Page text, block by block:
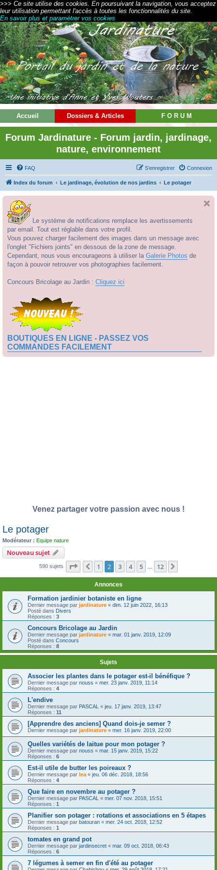
>>> Ce site utilise des cookies. En poursuivant la navigation, vous acceptez
leur utilisation permettant l'accès à toutes les fonctionnalités du site.
En savoir plus et paramétrer vos cookies
Accueil Dossiers & Articles F O R U M
Forum Jardinature - Forum jardin, jardinage,
nature, environnement
FAQ Connexion
S’enregistrer
Index du forum Le jardinage, évolution de nos jardins Le potager
Le système de notifications remplace les avertissements
par email. Tout est réglable dans votre profil.
Vous pouvez charger facilement des images dans un message avec
l'onglet "Fichiers joints" en dessous de la zone de message.
Cependant, nous vous encourageons à utiliser la Galerie Photos de
façon à pouvoir retrouver vos photographies facilement.
Concours Bricolage au Jardin : Cliquez ici
BOUTIQUES EN LIGNE - PASSEZ VOS
COMMANDES FACILEMENT
Venez partager votre passion avec nous !
Le potager
Modérateur : Equipe nature
Nouveau sujet
590 sujets Page sur12
Précédente
1 2 3 4 5 12
Annonces
Formation jardinier botaniste en ligne
Dernier message par jardinature « dim. 12 juin 2022, 16:13
Posté dans Divers
Réponses : 3
Concours Bricolage au Jardin
Dernier message par jardinature « mar. 01 janv. 2019, 12:09
Posté dans Concours
Réponses : 8
Sujets
Associer les plantes dans le potager est-il bénéfique ?
Dernier message par nouss « mer. 23 janv. 2019, 11:14
Réponses : 4
L'endive
Dernier message par PASCAL « jeu. 17 janv. 2019, 13:47
Réponses : 11
[Apprendre des anciens] Quand dois-je semer ?
Dernier message par jardinature « mer. 16 janv. 2019, 22:00
Quelles variétés de laitue pour mon potager ?
Dernier message par nouss « mar. 15 janv. 2019, 15:22
Réponses : 6
Est-il utile de butter les poireaux ?
Dernier message par lea « jeu. 06 déc. 2018, 18:56
Réponses : 4
Que faire en novembre au potager ?
Dernier message par PASCAL « mer. 07 nov. 2018, 15:51
Réponses : 1
Planifier son potager : rotations et associations en 5 étapes
Dernier message par batouran « mer. 24 oct. 2018, 12:52
Réponses : 1
tomates en grand pot
Dernier message par jardinsecret « mar. 09 oct. 2018, 06:43
Réponses : 6
7 légumes à semer en fin d'été au potager